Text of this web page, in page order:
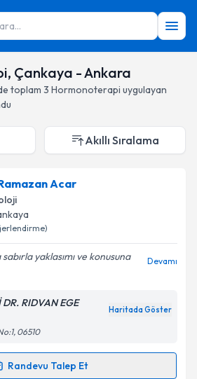
Çankaya - Ankara
toplam 3 Hormonoterapi uygulayan
Akıllı Sıralama
Acar
yaklasımı ve konusuna
Devamı
RIDVAN EGE
Haritada Göster
06510
Randevu Talep Et
Talebi